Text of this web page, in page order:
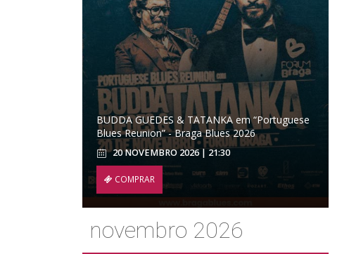
BUDDA GUEDES & TATANKA em “Portuguese
Blues Reunion” - Braga Blues 2026
20 NOVEMBRO 2026 | 21:30
COMPRAR
novembro 2026